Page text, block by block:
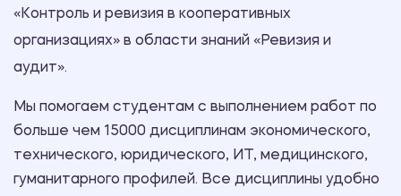
«Контроль и ревизия в кооперативных
организациях» в области знаний «Ревизия и
аудит».
Мы помогаем студентам с выполнением работ по
больше чем 15000 дисциплинам экономического,
технического, юридического, ИТ, медицинского,
гуманитарного профилей. Все дисциплины удобно